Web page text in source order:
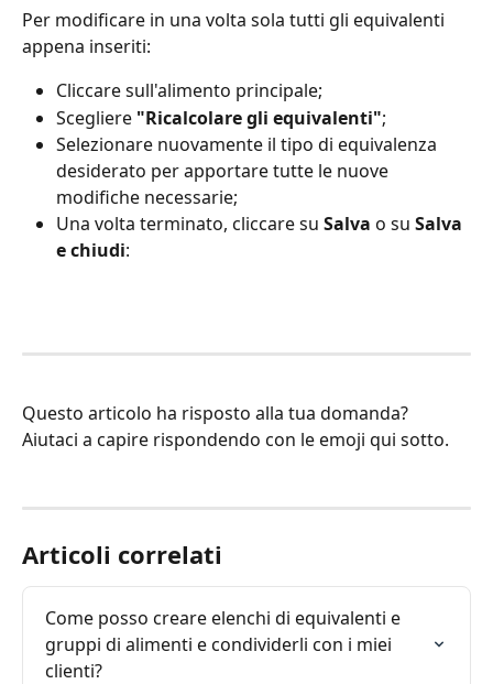
Per modificare in una volta sola tutti gli equivalenti
appena inseriti:
Cliccare sull'alimento principale;
Scegliere "Ricalcolare gli equivalenti";
Selezionare nuovamente il tipo di equivalenza
desiderato per apportare tutte le nuove
modifiche necessarie;
Una volta terminato, cliccare su Salva o su Salva
e chiudi:
Questo articolo ha risposto alla tua domanda?
Aiutaci a capire rispondendo con le emoji qui sotto.
Articoli correlati
Come posso creare elenchi di equivalenti e
gruppi di alimenti e condividerli con i miei
clienti?